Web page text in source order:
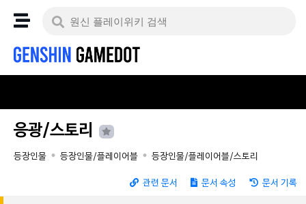
응광/스토리
등장인물 등장인물/플레이어블 등장인물/플레이어블/스토리
관련 문서 문서 속성 문서 기록